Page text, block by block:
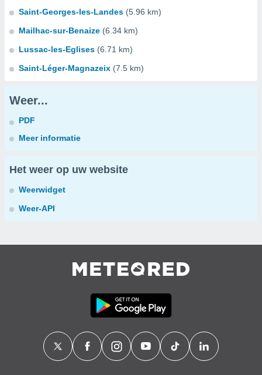
Saint-Georges-les-Landes (5.96 km)
Mailhac-sur-Benaize (6.34 km)
Lussac-les-Eglises (6.71 km)
Saint-Léger-Magnazeix (7.5 km)
Weer...
PDF
Meer informatie
Het weer op uw website
Weerwidget
Weer-API